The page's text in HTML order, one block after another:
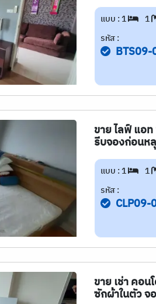
แบบ : 1 1
รหัส :
ขาย ไลฟ์ แอ
รีบจองก่อนห
แบบ : 1 1
รหัส :
ขาย เช่า คอ
ซักผ้าในตัว จ